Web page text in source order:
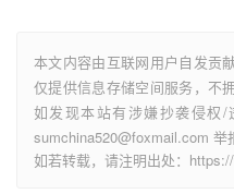
本文内容由互联网用户自发贡
仅提供信息存储空间服务，不
如发现本站有涉嫌抄袭侵权
sumchina520@foxmail.com 举
如若转载，请注明出处：